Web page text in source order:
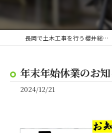
長岡で土木工事を行う櫻井総業株式会社
年末年始休業のお
2024/12/21